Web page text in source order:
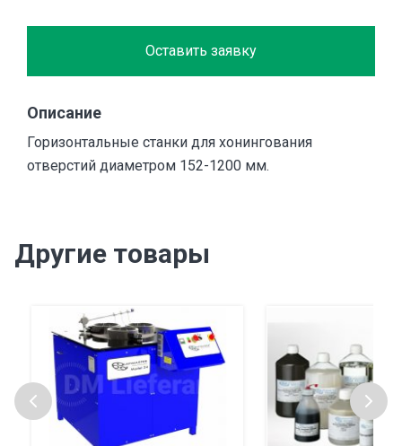
Оставить заявку
Описание
Горизонтальные станки для хонингования
отверстий диаметром 152-1200 мм.
Другие товары